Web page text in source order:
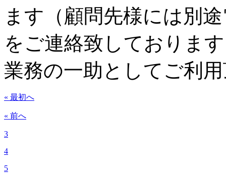
ます（顧問先様には別
をご連絡致しておりま
業務の一助としてご利
« 最初へ
« 前へ
3
4
5